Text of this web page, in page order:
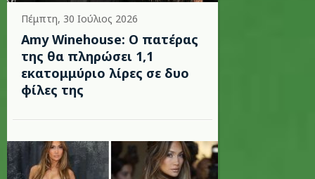
Πέμπτη, 30 Ιούλιος 2026
Amy Winehouse: Ο πατέρας
της θα πληρώσει 1,1
εκατομμύριο λίρες σε δυο
φίλες της